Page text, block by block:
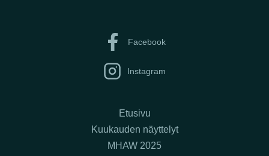
Facebook
Instagram
Etusivu
Kuukauden näyttelyt
MHAW 2025